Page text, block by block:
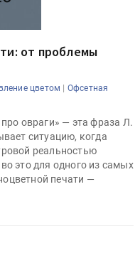
от проблемы
цветом | Офсетная
овраги» — эта фраза Л.
ситуацию, когда
реальностью
это для одного из самых
печати —